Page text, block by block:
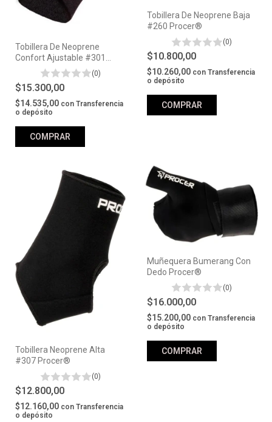
Tobillera De Neoprene
Confort Ajustable #301
Procer®
(0)
$15.300,00
$14.535,00 con Transferencia
o depósito
COMPRAR
Tobillera De Neoprene Baja
#260 Procer®
(0)
$10.800,00
$10.260,00 con Transferencia
o depósito
COMPRAR
Tobillera Neoprene Alta
#307 Procer®
(0)
$12.800,00
$12.160,00 con Transferencia
o depósito
Muñequera Bumerang Con
Dedo Procer®
(0)
$16.000,00
$15.200,00 con Transferencia
o depósito
COMPRAR